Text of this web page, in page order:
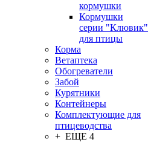
кормушки
Кормушки
серии "Клювик"
для птицы
Корма
Ветаптека
Обогреватели
Забой
Курятники
Контейнеры
Комплектующие для
птицеводства
+ ЕЩЕ 4